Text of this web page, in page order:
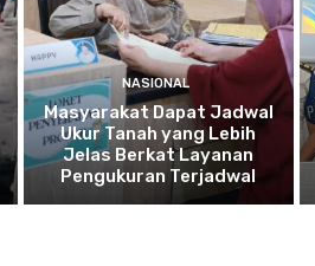
NASIONAL
Masyarakat Dapat Jadwal
Ukur Tanah yang Lebih
Jelas Berkat Layanan
Pengukuran Terjadwal